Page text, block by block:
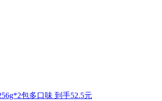
包多口味 到手52.5元